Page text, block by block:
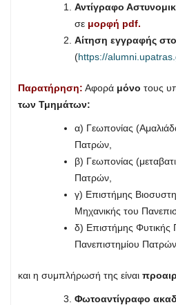
Αντίγραφο
σε μορφή pdf.
Αίτηση εγγραφής
(https://
Παρατήρηση: Αφορά μόνο τους
των Τμημάτων:
α) Γεωπονίας
Πατρών,
β) Γεωπονίας
Πατρών,
γ) Επιστήμης
Μηχανικής του
δ) Επιστήμης
Πανεπιστημίου Πατρών
και η συμπλήρωσή της είναι
Φωτοαντίγραφο